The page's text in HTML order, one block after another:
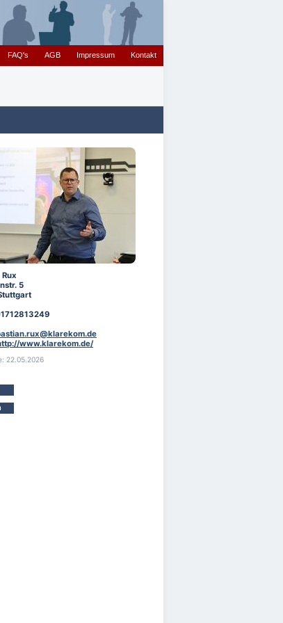
FAQ's AGB Impressum Kontakt
5
www.klarekom.de/
22.05.2026